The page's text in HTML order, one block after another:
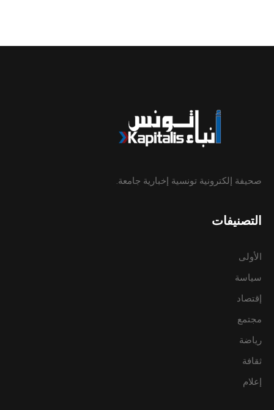
صحيفة إلكترونية تونسية إخبارية جامعة.
التصنيفات
الأولى
سياسة
إقتصاد
مجتمع
رياضة
ثقافة
إعلام